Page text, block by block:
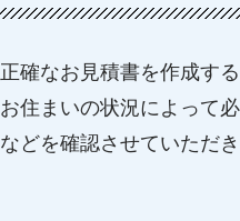
正確なお見積書を作成す
お住まいの状況によって
などを確認させていただき